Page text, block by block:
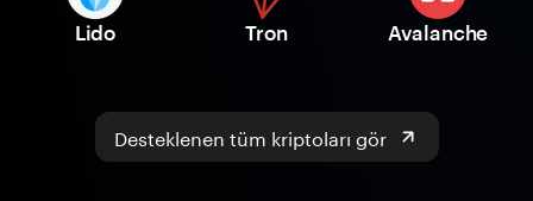
Lido Tron Avalanche
Desteklenen tüm kriptoları gör